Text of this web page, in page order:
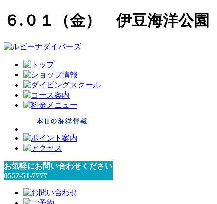
６.０１（金） 伊豆海洋公園
お気軽にお問い合わせください
0557-51-7777